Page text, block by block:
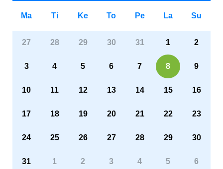
Ma Ti Ke To Pe La Su
27 28 29 30 31 1 2
3 4 5 6 7 8 9
10 11 12 13 14 15 16
17 18 19 20 21 22 23
24 25 26 27 28 29 30
31 1 2 3 4 5 6